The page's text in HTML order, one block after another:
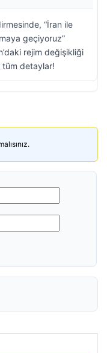
“İran ile
geçiyoruz”
rejim değişikliği
detaylar!